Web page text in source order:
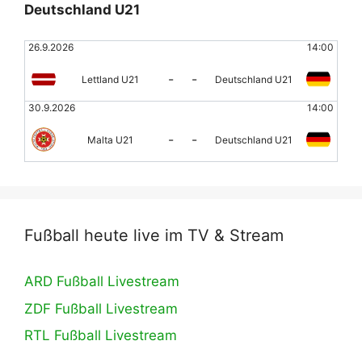
Deutschland U21
26.9.2026 14:00
Lettland U21 - - Deutschland U21
30.9.2026 14:00
Malta U21 - - Deutschland U21
Fußball heute live im TV & Stream
ARD Fußball Livestream
ZDF Fußball Livestream
RTL Fußball Livestream